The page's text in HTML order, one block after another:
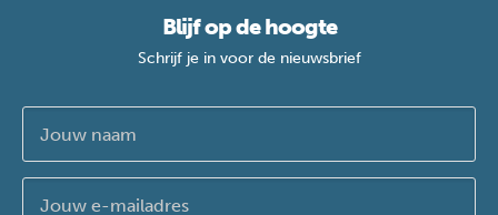
Blijf op de hoogte
Schrijf je in voor de nieuwsbrief